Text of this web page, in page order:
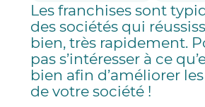
Les franchises sont
des sociétés qui
bien, très rapidement.
pas s’intéresser à ce
bien afin d’améliorer
de votre société !